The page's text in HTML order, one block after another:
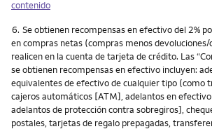
contenido
Nota
6. Se obtienen recompensas en efectivo del 2%
en compras netas (compras menos
realicen en la cuenta de tarjeta de crédito. Las
se obtienen recompensas en efectivo incluyen:
equivalentes de efectivo de cualquier tipo (como
cajeros automáticos [ATM], adelantos en
adelantos de protección contra sobregiros],
postales, tarjetas de regalo prepagadas,